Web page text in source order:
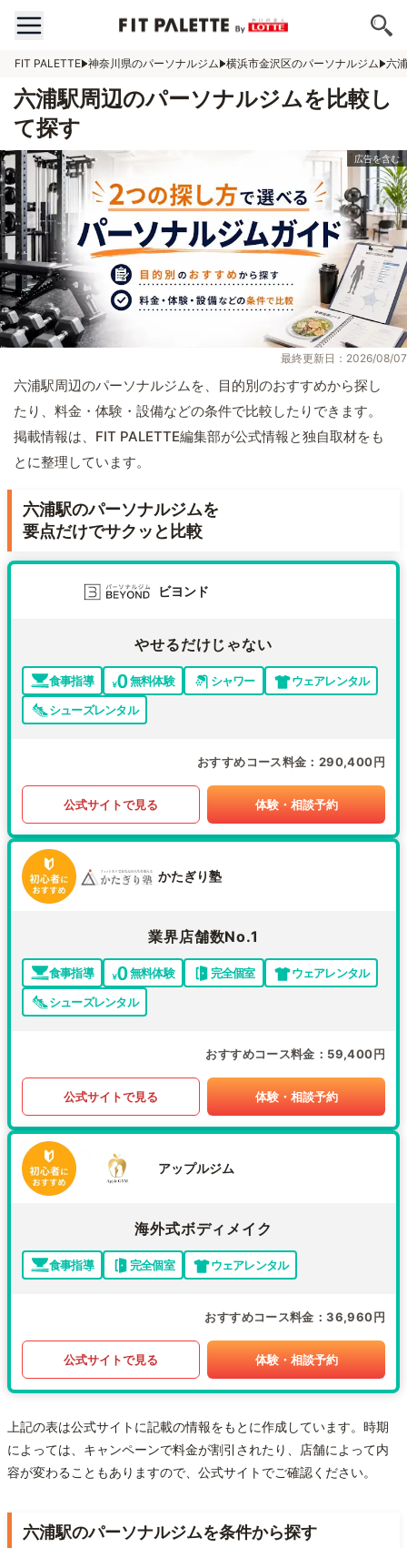
FIT PALETTE 神奈川県のパーソナルジム 横浜市金沢区のパーソナルジム 六
六浦駅周辺のパーソナルジムを比較し
て探す
最終更新日：2026/08/07
六浦駅周辺のパーソナルジムを、目的別のおすすめから探し
たり、料金・体験・設備などの条件で比較したりできます。
掲載情報は、FIT PALETTE編集部が公式情報と独自取材をも
とに整理しています。
六浦駅のパーソナルジムを
要点だけでサクッと比較
ビヨンド
やせるだけじゃない
食事指導 無料体験 シャワー
ウェアレンタル
シューズレンタル
おすすめコース料金 290,400円
公式サイトで見る 体験・相談予約
かたぎり塾
業界店舗数No.1
食事指導 無料体験 完全個室
ウェアレンタル
シューズレンタル
おすすめコース料金 59,400円
公式サイトで見る 体験・相談予約
アップルジム
海外式ボディメイク
食事指導 完全個室 ウェアレンタル
おすすめコース料金 36,960円
公式サイトで見る 体験・相談予約
上記の表は公式サイトに記載の情報をもとに作成しています。時期
によっては、キャンペーンで料金が割引されたり、店舗によって内
容が変わることもありますので、公式サイトでご確認ください。
六浦駅のパーソナルジムを条件から探す